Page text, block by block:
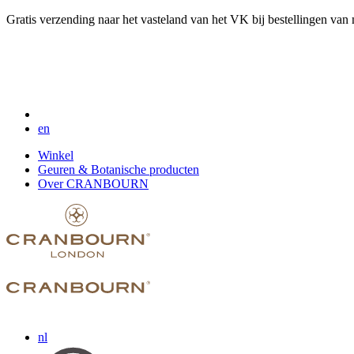
Gratis verzending naar het vasteland van het VK bij bestellingen van
en
Winkel
Geuren & Botanische producten
Over CRANBOURN
nl